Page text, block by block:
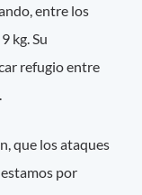
entre los
kg. Su
refugio entre
que los ataques
por